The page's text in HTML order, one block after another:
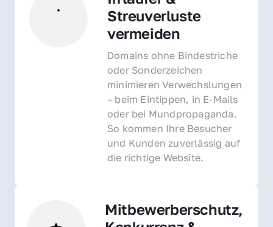
Streuverluste
vermeiden
Domains ohne Bindestriche
oder Sonderzeichen
minimieren Verwechslungen
– beim Eintippen, in E-Mails
oder bei Mundpropaganda.
So kommen Ihre Besucher
und Kunden zuverlässig auf
die richtige Website.
Mitbewerberschutz,